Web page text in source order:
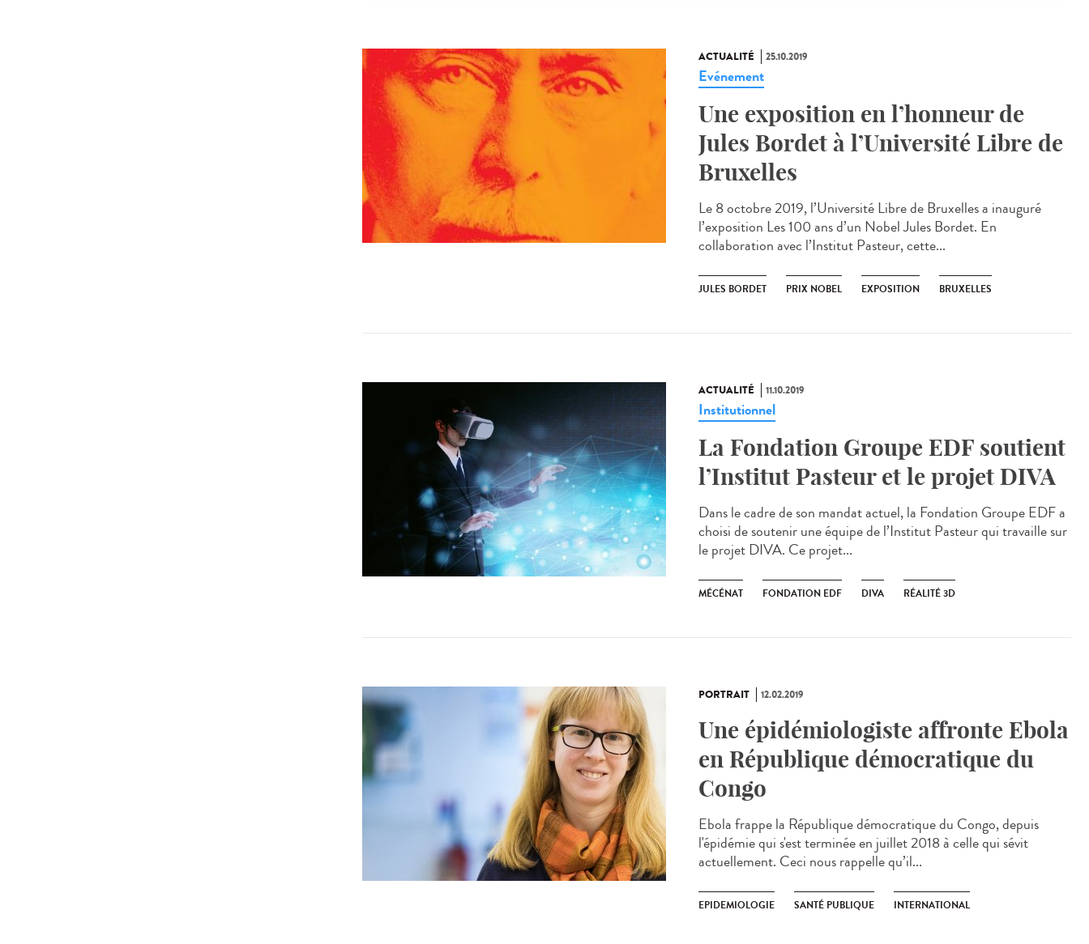
ACTUALITÉ 25.10.2019
Evénement
Une exposition en l’honneur de
Jules Bordet à l’Université Libre de
Bruxelles
Le 8 octobre 2019, l’Université Libre de Bruxelles a inauguré
l’exposition Les 100 ans d’un Nobel Jules Bordet. En
collaboration avec l’Institut Pasteur, cette...
JULES BORDET PRIX NOBEL EXPOSITION BRUXELLES
ACTUALITÉ 11.10.2019
Institutionnel
La Fondation Groupe EDF soutient
l’Institut Pasteur et le projet DIVA
Dans le cadre de son mandat actuel, la Fondation Groupe EDF a
choisi de soutenir une équipe de l’Institut Pasteur qui travaille sur
le projet DIVA. Ce projet...
MÉCÉNAT FONDATION EDF DIVA RÉALITÉ 3D
PORTRAIT 12.02.2019
Une épidémiologiste affronte Ebola
en République démocratique du
Congo
Ebola frappe la République démocratique du Congo, depuis
l'épidémie qui s'est terminée en juillet 2018 à celle qui sévit
actuellement. Ceci nous rappelle qu’il...
EPIDEMIOLOGIE SANTÉ PUBLIQUE INTERNATIONAL